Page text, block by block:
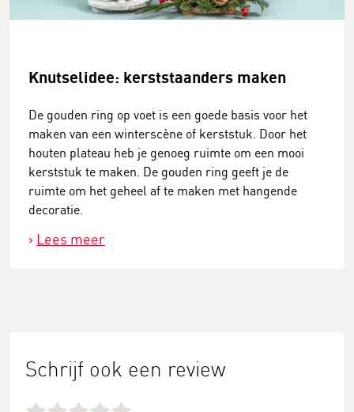
Knutselidee: kerststaanders maken
De gouden ring op voet is een goede basis voor het
maken van een winterscène of kerststuk. Door het
houten plateau heb je genoeg ruimte om een mooi
kerststuk te maken. De gouden ring geeft je de
ruimte om het geheel af te maken met hangende
decoratie.
Lees meer
Schrijf ook een review